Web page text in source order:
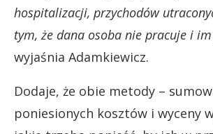
hospitalizacji, przychodów
tym, że dana osoba nie pracuje i
wyjaśnia Adamkiewicz.
Dodaje, że obie metody –
poniesionych kosztów i wyceny